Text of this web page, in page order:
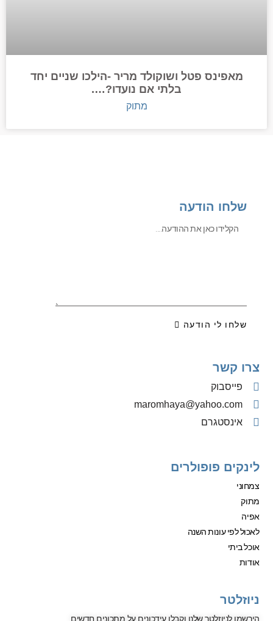
מאפינס פטל ושוקולד מריר -הילכו שניים יחד
בלתי אם נועדו?….
מתוק
שלחו הודעה
שלחו לי הודעה
צרו קשר
פייסבוק
‫maromhaya@yahoo.com
אינסטגרם
לינקים פופולרים
צמחוני
מתוק
אפיה
לאכול לפי עונות השנה
אוכל ביתי
אודות
ניוזלטר
הירשמו לניוזלטר שלנו וקבלו עידכונים על מתכונים חדשים.